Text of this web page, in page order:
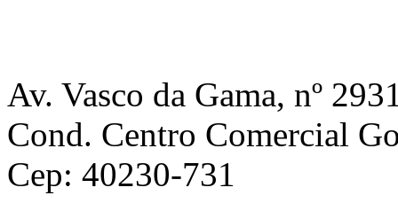
Av. Vasco da Gama, nº
Cond. Centro Comercial
Cep: 40230-731